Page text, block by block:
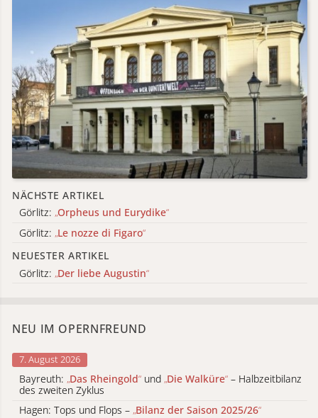
NÄCHSTE ARTIKEL
Görlitz: „Orpheus und Eurydike“
Görlitz: „Le nozze di Figaro“
NEUESTER ARTIKEL
Görlitz: „Der liebe Augustin“
NEU IM OPERNFREUND
7. August 2026
Bayreuth: „Das Rheingold“ und „Die Walküre“ – Halbzeitbilanz
des zweiten Zyklus
Hagen: Tops und Flops – „Bilanz der Saison 2025/26“